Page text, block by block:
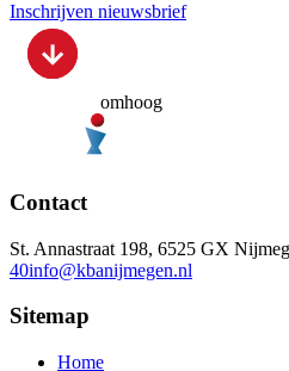
Inschrijven nieuwsbrief
omhoog
Contact
St. Annastraat 198, 6525 GX
40info@kbanijmegen.nl
Sitemap
Home